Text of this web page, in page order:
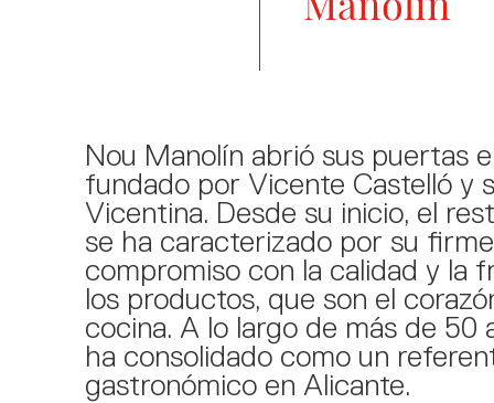
Nou Manolín abrió sus puertas
fundado por Vicente Castelló y
Vicentina. Desde su inicio, el
se ha caracterizado por su firme
compromiso con la calidad y la
los productos, que son el
cocina. A lo largo de más de 50
ha consolidado como un
gastronómico en Alicante.